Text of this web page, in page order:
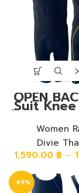
OPEN
Suit
Swimwear
หลังโอเหนื
พื้นสีดำ โ
เหลื
Women
Divie
1,590.00 ฿ –
-49%